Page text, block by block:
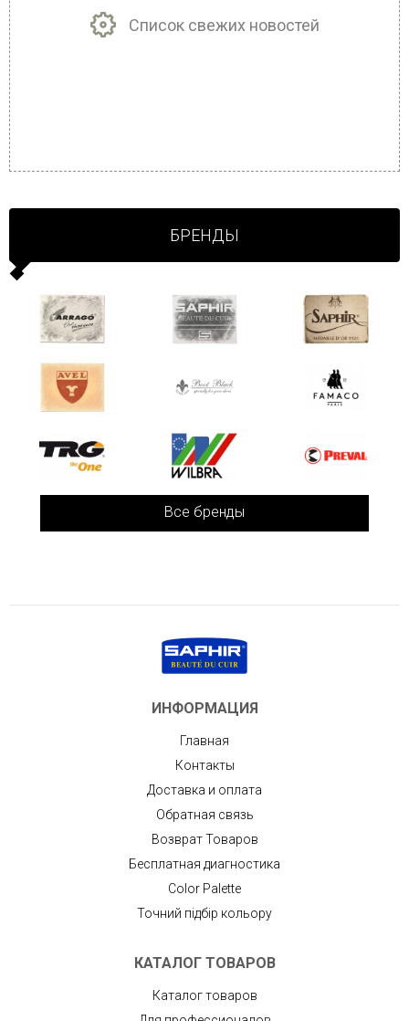
Список свежих новостей
БРЕНДЫ
Все бренды
ИНФОРМАЦИЯ
Главная
Контакты
Доставка и оплата
Обратная связь
Возврат Товаров
Бесплатная диагностика
Color Palette
Точний підбір кольору
КАТАЛОГ ТОВАРОВ
Каталог товаров